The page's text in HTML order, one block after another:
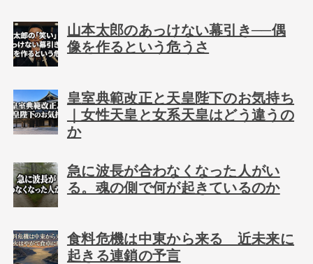
山本太郎のあっけない幕引き──偶
像を作るという危うさ
皇室典範改正と天皇陛下のお気持ち
｜女性天皇と女系天皇はどう違うの
か
急に波長が合わなくなった人がい
る。魂の側で何が起きているのか
食料危機は中東から来る 近未来に
起きる連鎖の予言